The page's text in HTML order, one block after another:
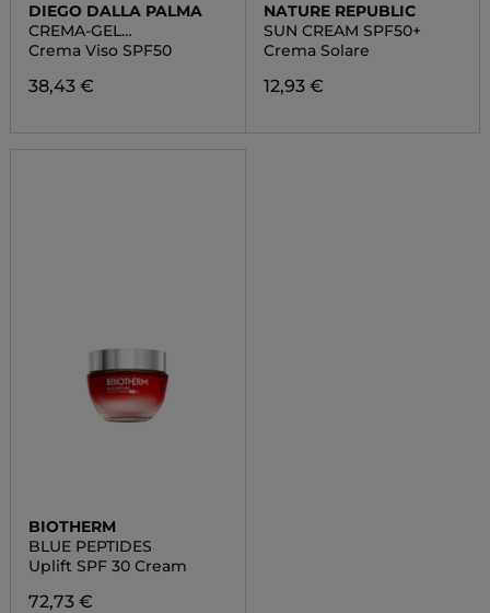
DIEGO DALLA PALMA
CREMA-GEL
PROTEZIONE SOLARE
GIORNALIERA
Crema Viso SPF50
38,43 €
NATURE REPUBLIC
SUN CREAM SPF50+
Crema Solare
12,93 €
BIOTHERM
BLUE PEPTIDES
Uplift SPF 30 Cream
72,73 €